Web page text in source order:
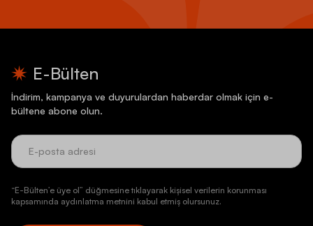
E-Bülten
İndirim, kampanya ve duyurulardan haberdar olmak için e-
bültene abone olun.
“E-Bülten’e üye ol” düğmesine tıklayarak kişisel verilerin korunması
kapsamında aydınlatma metnini kabul etmiş olursunuz.